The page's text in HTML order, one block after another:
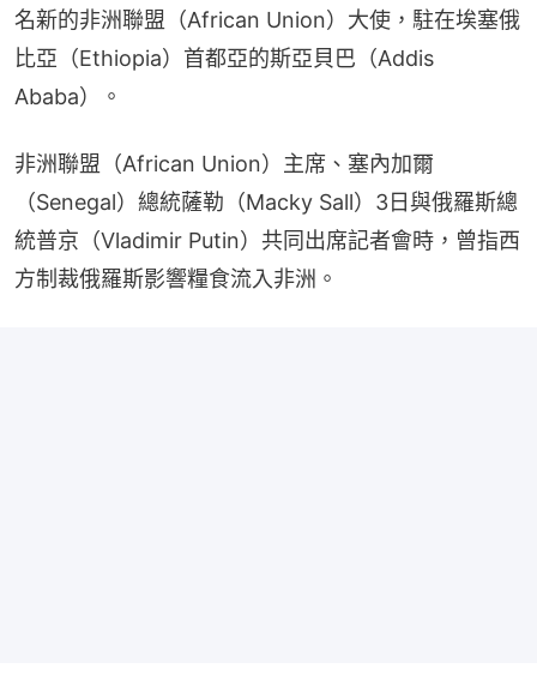
名新的非洲聯盟（African Union）大使，駐在埃塞俄
比亞（Ethiopia）首都亞的斯亞貝巴（Addis
Ababa）。
非洲聯盟（African Union）主席、塞內加爾
（Senegal）總統薩勒（Macky Sall）3日與俄羅斯總
統普京（Vladimir Putin）共同出席記者會時，曾指西
方制裁俄羅斯影響糧食流入非洲。